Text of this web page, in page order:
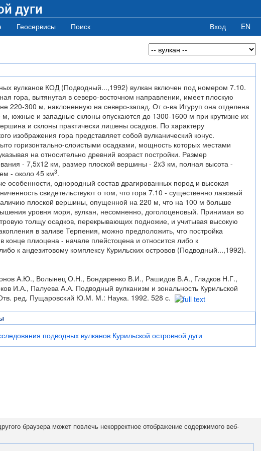
дуги
Геосервисы Поиск Вход EN
вулканов КОД (Подводный...,1992) вулкан включен под номером 7.10.
гора, вытянутая в северо-восточном направлении, имеет плоскую
220-300 м, наклоненную на северо-запад. От о-ва Итуруп она отделена
м, южные и западные склоны опускаются до 1300-1600 м при крутизне их
и склоны практически лишены осадков. По характеру
изображения гора представляет собой вулканический конус.
горизонтально-слоистыми осадками, мощность которых местами
на относительно древний возраст постройки. Размер
- 7,5x12 км, размер плоской вершины - 2x3 км, полная высота -
- около 45 км3.
особенности, однородный состав драгированных пород и высокая
свидетельствуют о том, что гора 7.10 - существенно лавовый
плоской вершины, опущенной на 220 м, что на 100 м больше
уровня моря, вулкан, несомненно, доголоценовый. Принимая во
толщу осадков, перекрывающих подножие, и учитывая высокую
в заливе Терпения, можно предположить, что постройка
конце плиоцена - начале плейстоцена и относится либо к
к андезитовому комплексу Курильских островов (Подводный...,1992).
А.Ю., Волынец О.Н., Бондаренко В.И., Рашидов В.А., Гладков Н.Г.,
И.А., Палуева А.А. Подводный вулканизм и зональность Курильской
ред. Пущаровский Ю.М. М.: Наука. 1992. 528 с.
подводных вулканов Курильской островной дуги
браузера может повлечь некорректное отображение содержимого веб-